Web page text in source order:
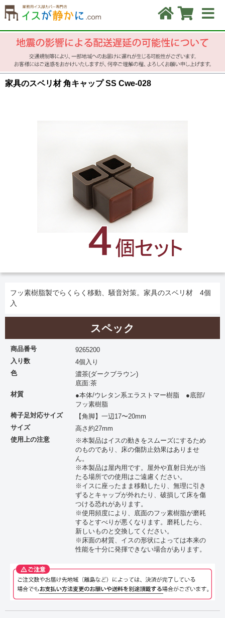
家具のスベリ材 角キャップ SS Cwe-028
フッ素樹脂製でらくらく移動、騒音対策。家具のスベリ材 4個
入
スペック
商品番号
9265200
入り数
4個入り
色
濃茶(ダークブラウン)
底面:茶
材質
●本体/ウレタン系エラストマー樹脂 ●底部/
フッ素樹脂
椅子足対応サイズ
【角脚】一辺17〜20mm
サイズ
高さ約27mm
使用上の注意
※本製品はイスの動きをスムーズにするため
のものであり、床の傷防止効果はありませ
ん。
※本製品は屋内用です。屋外や直射日光が当
たる場所での使用はご遠慮ください。
※イスに座ったまま移動したり、無理に引き
ずるとキャップが外れたり、破損して床を傷
つける恐れがあります。
※使用頻度により、底面のフッ素樹脂が磨耗
するとすべりが悪くなります。磨耗したら、
新しいものと交換してください。
※床面の材質、イスの形状によっては本来の
性能を十分に発揮できない場合があります。